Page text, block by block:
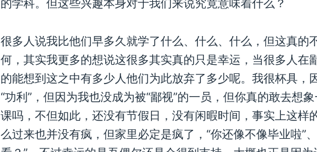
的学科。但这些兴趣本身对于我们来说究竟意味着什么？
很多人说我比他们早多久就学了什么、什么、什么，但这真的
何，其实我更多的想说这很多其实真的只是幸运，当很多人在
的能想到这之中有多少人他们为此放弃了多少呢。我很杯具，
“功利”，但因为我也没成为被“鄙视”的一员，但你真的敢去想
课吗，不但如此，还没有节假日，没有闲暇时间，事实上这样
么过来也并没有疯，但家里必定是疯了，“你还像不像毕业啦”